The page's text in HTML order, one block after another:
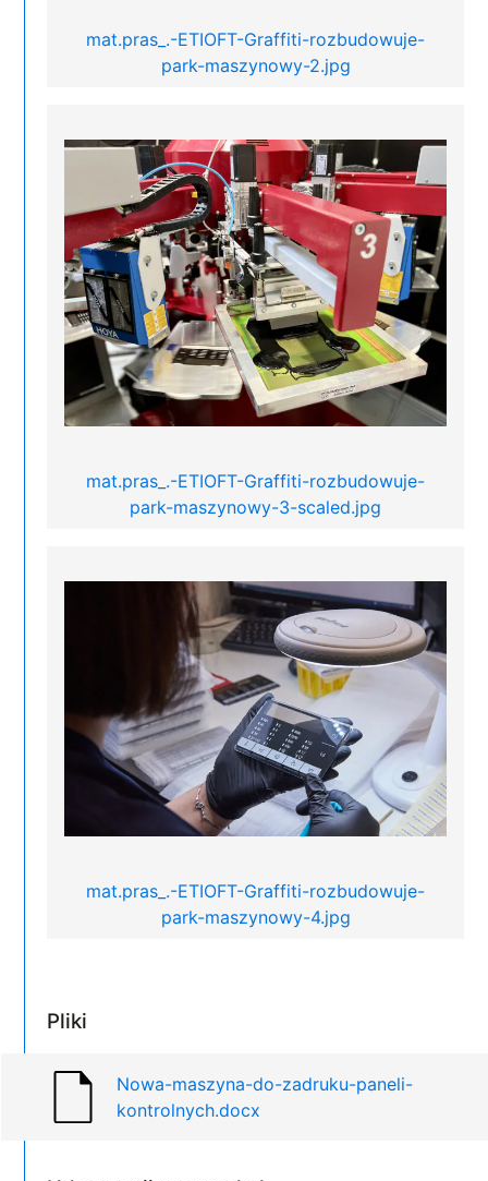
mat.pras_.-ETIOFT-Graffiti-rozbudowuje-
park-maszynowy-2.jpg
mat.pras_.-ETIOFT-Graffiti-rozbudowuje-
park-maszynowy-3-scaled.jpg
mat.pras_.-ETIOFT-Graffiti-rozbudowuje-
park-maszynowy-4.jpg
Pliki
Nowa-maszyna-do-zadruku-paneli-
kontrolnych.docx